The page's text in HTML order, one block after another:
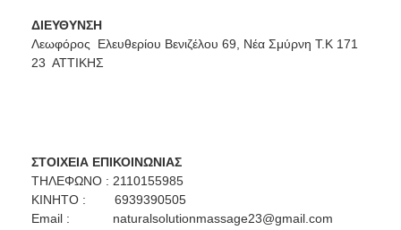
ΔΙΕΥΘΥΝΣΗ
Λεωφόρος Ελευθερίου Βενιζέλου 69, Νέα Σμύρνη Τ.Κ 171
23 ΑΤΤΙΚΗΣ
ΣΤΟΙΧΕΙΑ ΕΠΙΚΟΙΝΩΝΙΑΣ
ΤΗΛΕΦΩΝΟ : 2110155985
ΚΙΝΗΤΟ : 6939390505
Email : naturalsolutionmassage23@gmail.com